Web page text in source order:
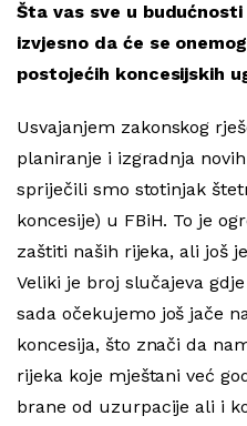
Šta vas sve u
izvjesno da će se
postojećih koncesijskih
Usvajanjem zakonskog
planiranje i izgradnja
spriječili smo stotinjak
koncesije) u FBiH. To je
zaštiti naših rijeka, ali još
Veliki je broj slučajeva
sada očekujemo još jače
koncesija, što znači da
rijeka koje mještani već
brane od uzurpacije ali i